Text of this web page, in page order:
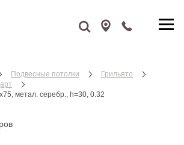
Подвесные потолки
Грильято
метал. серебр., h=30, 0.32